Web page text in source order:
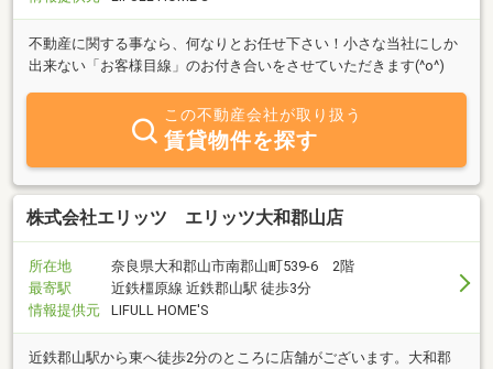
不動産に関する事なら、何なりとお任せ下さい！小さな当社にしか
出来ない「お客様目線」のお付き合いをさせていただきます(^o^)
この不動産会社が取り扱う
賃貸物件を探す
株式会社エリッツ エリッツ大和郡山店
所在地
奈良県大和郡山市南郡山町539-6 2階
最寄駅
近鉄橿原線 近鉄郡山駅 徒歩3分
情報提供元
LIFULL HOME'S
近鉄郡山駅から東へ徒歩2分のところに店舗がございます。大和郡